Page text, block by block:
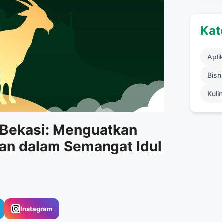
Menguatkan
dalam Semangat Idul
Instagram